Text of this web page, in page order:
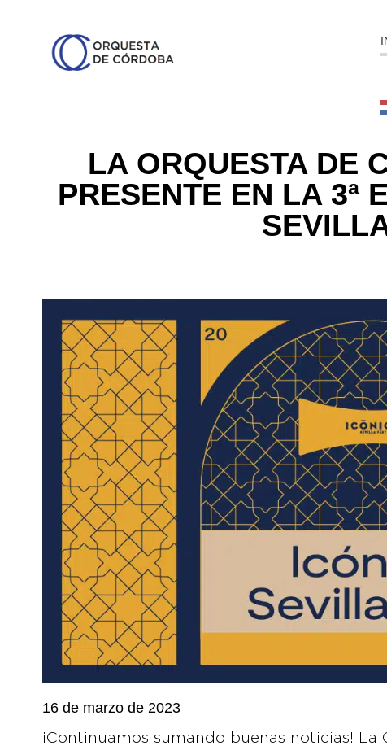
LA ORQUESTA DE
PRESENTE EN LA 3ª
16 de marzo de 2023
¡Continuamos sumando buenas noticias!